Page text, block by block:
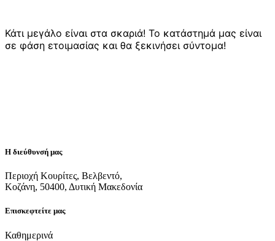
Κάτι μεγάλο είναι στα σκαριά! Το κατάστημά μας είναι
σε φάση ετοιμασίας και θα ξεκινήσει σύντομα!
Η διεύθυνσή μας
Περιοχή Κουρίτες, Βελβεντό,
Κοζάνη, 50400, Δυτική Μακεδονία
Επισκεφτείτε μας
Καθημερινά